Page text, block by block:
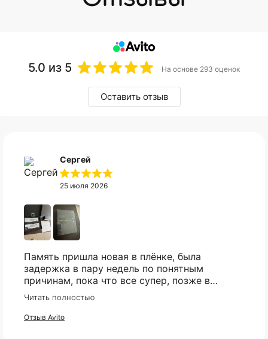
5.0 из 5 На основе 293 оценок
Оставить отзыв
Сергей
25 июля 2026
Память пришла новая в плёнке, была
задержка в пару недель по понятным
причинам, пока что все супер, позже в
сборке проверю и отзыв дополню
Читать полностью
Отзыв Avito